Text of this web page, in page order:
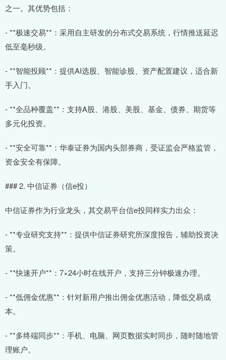
之一。其优势包括：
- **极速交易**：采用自主研发的分布式交易系统，行情推送延迟
低至毫秒级。
- **智能投顾**：提供AI选股、智能诊股、资产配置建议，适合新
手入门。
- **全品种覆盖**：支持A股、港股、美股、基金、债券、期货等
多元化投资。
- **安全可靠**：华泰证券为国内头部券商，受证监会严格监管，
资金安全有保障。
### 2. 中信证券（信e投）
中信证券作为行业龙头，其交易平台信e投同样实力出众：
- **专业研究支持**：提供中信证券研究所深度报告，辅助投资决
策。
- **快速开户**：7×24小时在线开户，支持三分钟极速办理。
- **低佣金优惠**：针对新用户推出佣金优惠活动，降低交易成
本。
- **多终端同步**：手机、电脑、网页数据实时同步，随时随地管
理账户。